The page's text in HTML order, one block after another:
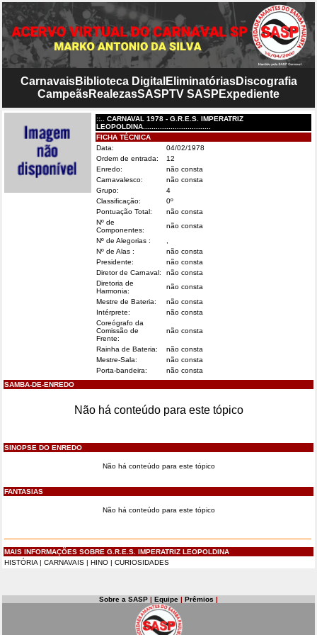
CarnavaisBiblioteca Digital EliminatóriasDiscografia
CampeãsRealezasSASPTV SASP Expediente
::.. CARNAVAL 1978 - G.R.E.S. IMPERATRIZ
LEOPOLDINA................................
FICHA TÉCNICA
Data:
04/02/1978
Ordem de entrada:
12
Enredo:
não consta
Carnavalesco:
não consta
Grupo:
4
Classificação:
0º
Pontuação Total:
não consta
Nº de
Componentes:
não consta
Nº de Alegorias :
Nº de Alas :
não consta
Presidente:
não consta
Diretor de Carnaval:
não consta
Diretoria de
Harmonia:
não consta
Mestre de Bateria:
não consta
Intérprete:
não consta
Coreógrafo da
Comissão de
Frente:
não consta
Rainha de Bateria:
não consta
Mestre-Sala:
não consta
Porta-bandeira:
não consta
SAMBA-DE-ENREDO
Não há conteúdo para este tópico
SINOPSE DO ENREDO
Não há conteúdo para este tópico
FANTASIAS
Não há conteúdo para este tópico
MAIS INFORMAÇÕES SOBRE G.R.E.S. IMPERATRIZ LEOPOLDINA
HISTÓRIA | CARNAVAIS | HINO | CURIOSIDADES
Sobre a SASP | Equipe | Prêmios |